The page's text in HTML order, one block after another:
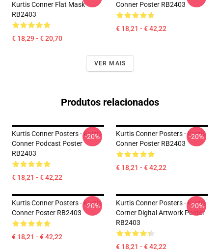
Kurtis Conner Flat Mask
RB2403
€ 18,29 - € 20,70
Conner Poster RB2403
€ 18,21 - € 42,22
VER MAIS
Produtos relacionados
Kurtis Conner Posters - Kurtis
Conner Podcast Poster
RB2403
€ 18,21 - € 42,22
-20%
Kurtis Conner Posters - Kurtis
Conner Poster RB2403
€ 18,21 - € 42,22
-20%
Kurtis Conner Posters - Kurtis
Conner Poster RB2403
€ 18,21 - € 42,22
-20%
Kurtis Conner Posters - Kurtis
Corner Digital Artwork Poster
RB2403
€ 18,21 - € 42,22
-20%